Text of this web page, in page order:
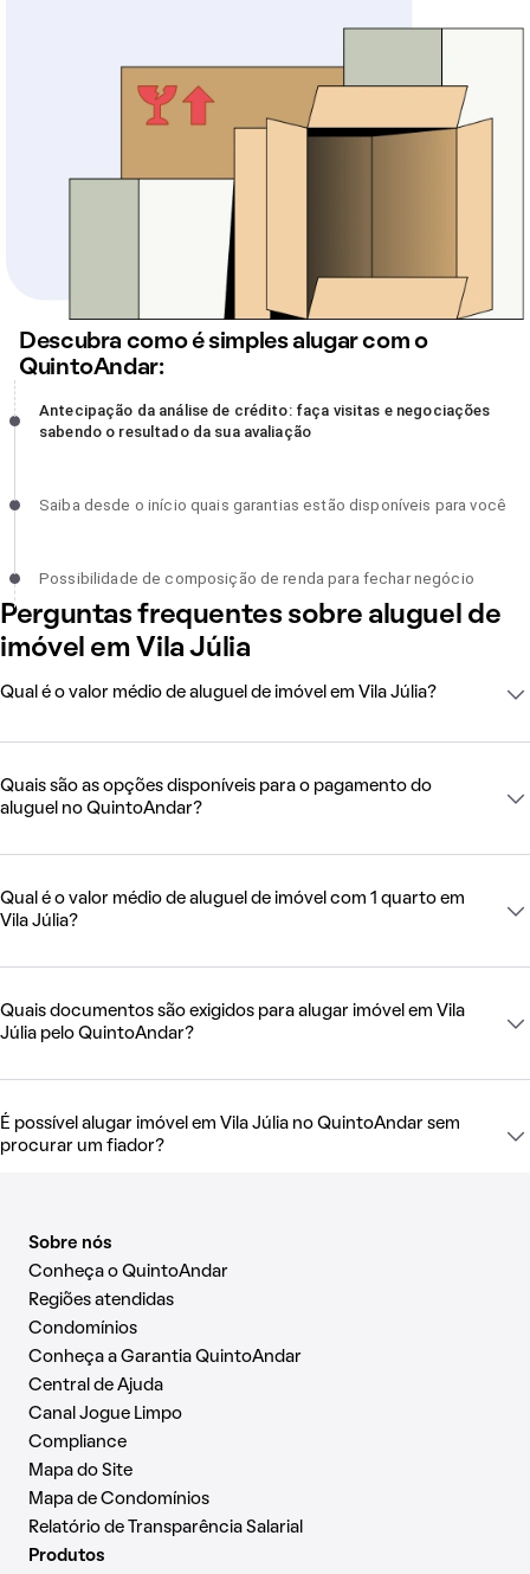
Descubra como é simples alugar com o
QuintoAndar:
Antecipação da análise de crédito: faça visitas e negociações
sabendo o resultado da sua avaliação, incompleto
Antecipação da análise de crédito: faça visitas e negociações
sabendo o resultado da sua avaliação
Saiba desde o início quais garantias estão disponíveis para você,
Saiba desde o início quais garantias estão disponíveis para você
Possibilidade de composição de renda para fechar negócio,
incompleto
Possibilidade de composição de renda para fechar negócio
Perguntas frequentes sobre aluguel de
imóvel em Vila Júlia
Qual é o valor médio de aluguel de imóvel em Vila Júlia?
Quais são as opções disponíveis para o pagamento do
aluguel no QuintoAndar?
Qual é o valor médio de aluguel de imóvel com 1 quarto em
Vila Júlia?
Quais documentos são exigidos para alugar imóvel em Vila
Júlia pelo QuintoAndar?
É possível alugar imóvel em Vila Júlia no QuintoAndar sem
procurar um fiador?
Sobre nós
Conheça o QuintoAndar
Regiões atendidas
Condomínios
Conheça a Garantia QuintoAndar
Central de Ajuda
Canal Jogue Limpo
Compliance
Mapa do Site
Mapa de Condomínios
Relatório de Transparência Salarial
Produtos